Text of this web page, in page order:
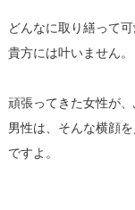
どんなに取り繕って
貴方には叶いません。
頑張ってきた女性が
男性は、そんな横顔
ですよ。